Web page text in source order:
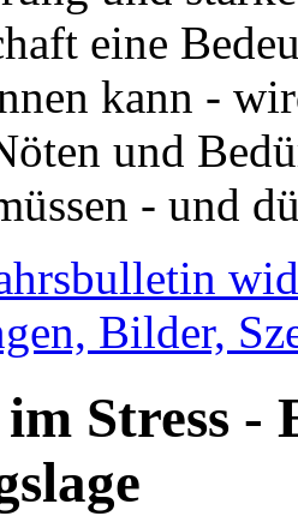
eine
kann -
und
- und
Bilder,
Stress -